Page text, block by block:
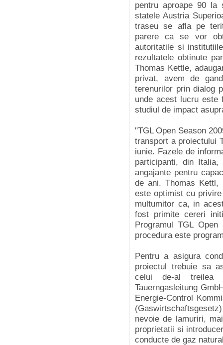
pentru aproape 90 la
statele Austria
traseu se afla pe
parere ca se vor
autoritatile si
rezultatele obtinute
Thomas Kettle,
privat, avem de
terenurilor prin dialog
unde acest lucru este
studiul de impact
"TGL Open Season
transport a proiectului
iunie. Fazele de
participanti, din
angajante pentru
de ani. Thomas Kettl,
este optimist cu
multumitor ca, in
fost primite cereri
Programul TGL
procedura este
Pentru a asigura
proiectul trebuie sa
celui de-al treilea
Tauerngasleitung
Energie-Control
nevoie de lamuriri,
proprietatii si
conducte de gaz